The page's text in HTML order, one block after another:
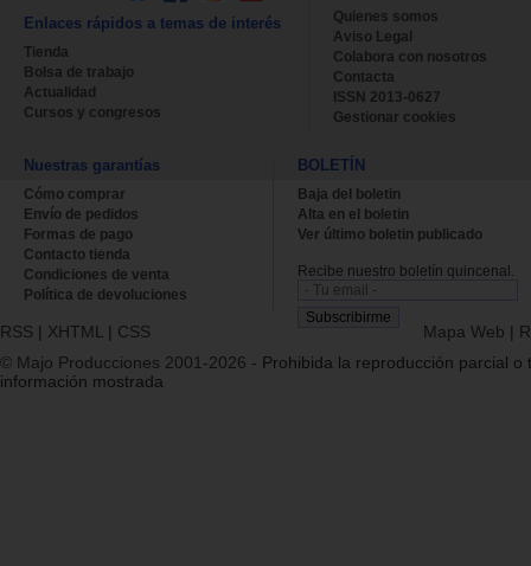
Enlaces rápidos a temas de interés
Tienda
Bolsa de trabajo
Actualidad
Cursos y congresos
Quienes somos
Aviso Legal
Colabora con nosotros
Contacta
ISSN 2013-0627
Gestionar cookies
Nuestras garantías
Cómo comprar
Envío de pedidos
Formas de pago
Contacto tienda
Condiciones de venta
Política de devoluciones
BOLETÍN
Baja del boletin
Alta en el boletin
Ver último boletin publicado
Recibe nuestro boletín quincenal.
RSS | XHTML | CSS Mapa Web |
© Majo Producciones 2001-2026 - Prohibida la reproducción parcial o
información mostrada